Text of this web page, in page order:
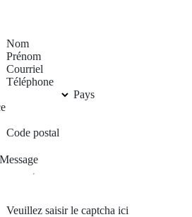
Nom
Prénom
Courriel
Téléphone
Pays
Code postal
Message
Veuillez saisir le captcha ici